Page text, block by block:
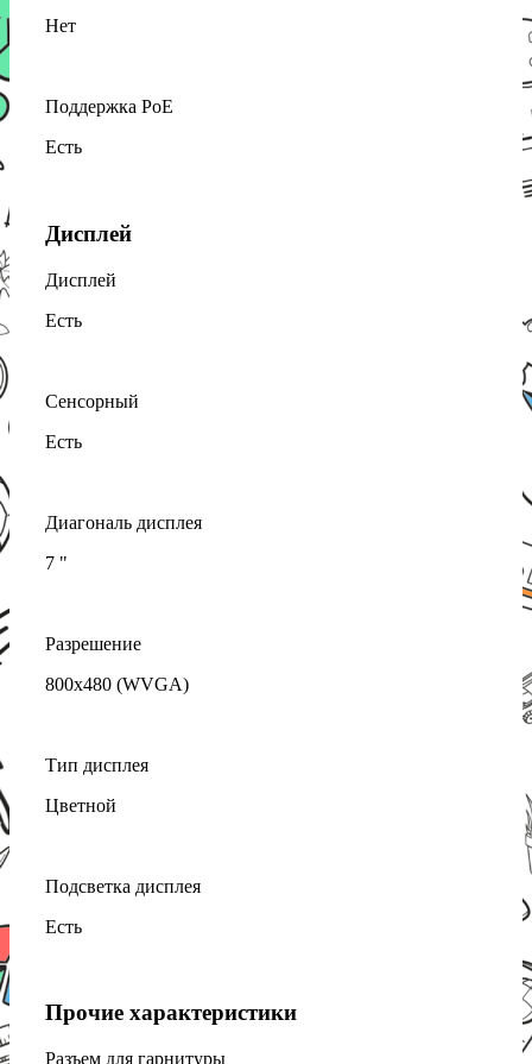
Нет
Поддержка PoE
Есть
Дисплей
Дисплей
Есть
Сенсорный
Есть
Диагональ дисплея
7 "
Разрешение
800x480 (WVGA)
Тип дисплея
Цветной
Подсветка дисплея
Есть
Прочие характеристики
Разъем для гарнитуры